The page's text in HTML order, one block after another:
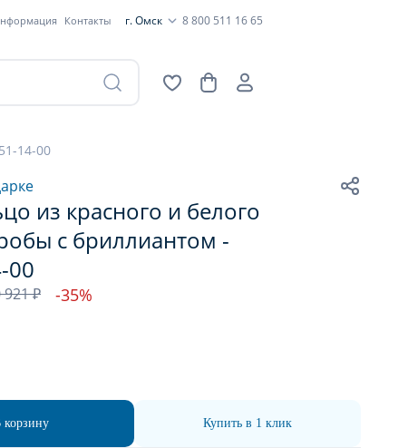
Контакты г. Омск 8 800 511 16 65
14-00
из красного и белого
с бриллиантом -
00
921 ₽ -35%
корзину Купить в 1 клик